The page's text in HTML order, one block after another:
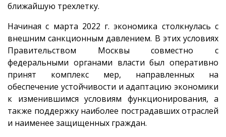
ближайшую трехлетку.
Начиная с марта 2022 г. экономика столкнулась с
внешним санкционным давлением. В этих условиях
Правительством Москвы совместно с
федеральными органами власти был оперативно
принят комплекс мер, направленных на
обеспечение устойчивости и адаптацию экономики
к изменившимся условиям функционирования, а
также поддержку наиболее пострадавших отраслей
и наименее защищенных граждан.